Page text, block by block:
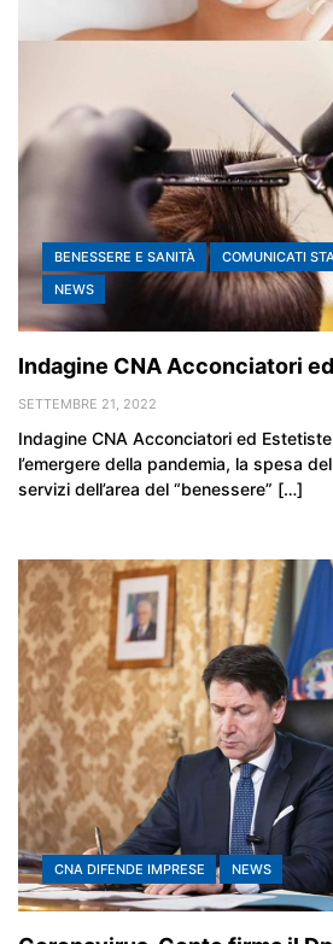
BENESSERE E SANITÀ COMUNICATI
NEWS
Indagine CNA Acconciatori
SETTEMBRE 21, 2022
Indagine CNA Acconciatori ed
l’emergere della pandemia, la spesa
servizi dell’area del “benessere” […]
CNA DIFENDE IMPRESE NEWS